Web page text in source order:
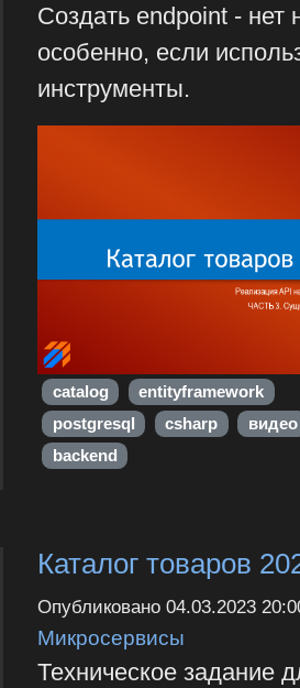
Создать endpoint - нет
особенно, если
инструменты.
catalog
entityframework
postgresql
csharp
видео
backend
Каталог товаров
Опубликовано 04.03.2023
Микросервисы
Техническое задание